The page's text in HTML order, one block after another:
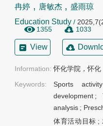
冉婷 , 唐敏杰 , 盛雨琼
Education Study /
1355
1033
View
Information: 怀化学院，怀化
Keywords:
Sports
development ;
analysis ;
体育活动目标 ;